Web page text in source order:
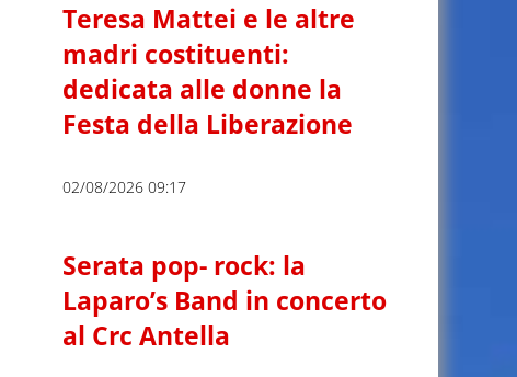
Teresa Mattei e le altre
madri costituenti:
dedicata alle donne la
Festa della Liberazione
02/08/2026 09:17
Serata pop- rock: la
Laparo’s Band in concerto
al Crc Antella